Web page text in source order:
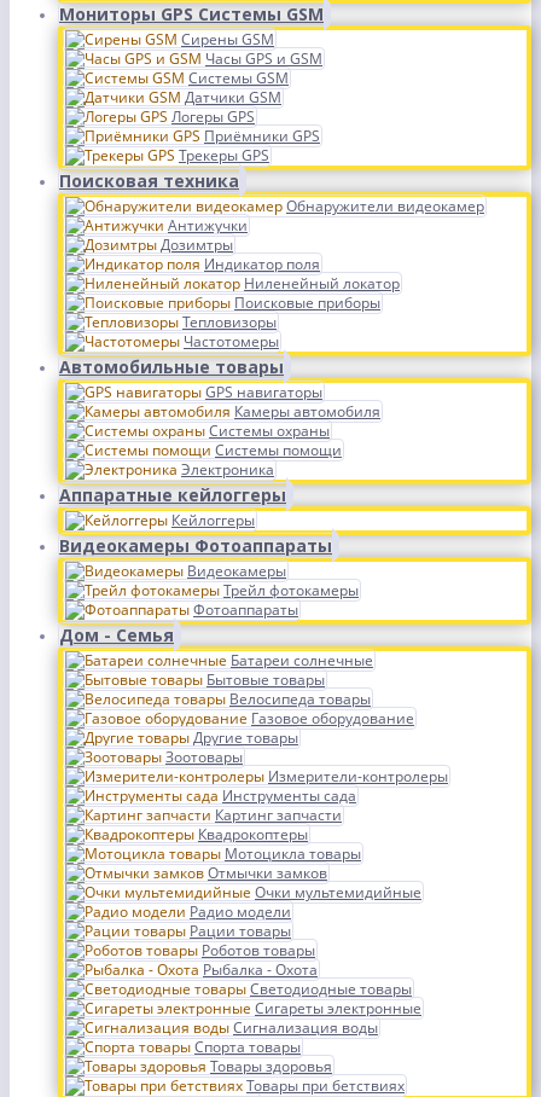
Мониторы GPS Системы GSM
Сирены GSM
Часы GPS и GSM
Системы GSM
Датчики GSM
Логеры GPS
Приёмники GPS
Трекеры GPS
Поисковая техника
Обнаружители видеокамер
Антижучки
Дозимтры
Индикатор поля
Ниленейный локатор
Поисковые приборы
Тепловизоры
Частотомеры
Автомобильные товары
GPS навигаторы
Камеры автомобиля
Системы охраны
Системы помощи
Электроника
Аппаратные кейлоггеры
Кейлоггеры
Видеокамеры Фотоаппараты
Видеокамеры
Трейл фотокамеры
Фотоаппараты
Дом - Семья
Батареи солнечные
Бытовые товары
Велосипеда товары
Газовое оборудование
Другие товары
Зоотовары
Измерители-контролеры
Инструменты сада
Картинг запчасти
Квадрокоптеры
Мотоцикла товары
Отмычки замков
Очки мультемидийные
Радио модели
Рации товары
Роботов товары
Рыбалка - Охота
Светодиодные товары
Сигареты электронные
Сигнализация воды
Спорта товары
Товары здоровья
Товары при бетствиях